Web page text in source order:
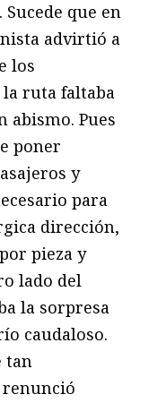
que en
advirtió a
los
ruta faltaba
abismo. Pues
poner
y
para
dirección,
pieza y
lado del
la sorpresa
caudaloso.
tan